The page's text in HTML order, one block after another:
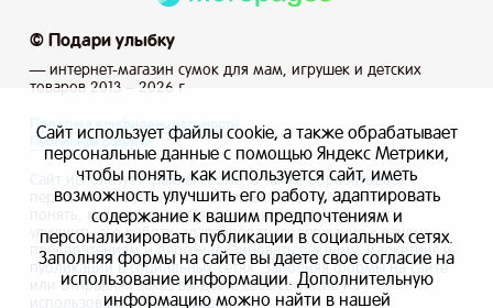
© Подари улыбку
— интернет-магазин сумок для мам, игрушек и детских
товаров 2013 – 2026 г.
Политика конфиденциальности
Публичная оферта
Сайт использует файлы cookie, а также обрабатывает
персональные данные с помощью Яндекс Метрики, чтобы
понять, как используется сайт, и иметь возможность
улучшить его работу, адаптировать содержание к вашим
предпочтениям и персонализировать рекламу, маркетинг и
публикации в социальных сетях. Заполняя формы на сайте
или отправляя заказ вы даете свое согласие на
использование информации.
Сайт использует файлы cookie, а также обрабатывает
персональные данные с помощью Яндекс Метрики,
чтобы понять, как используется сайт, иметь
возможность улучшить его работу, адаптировать
содержание к вашим предпочтениям и
персонализировать публикации в социальных сетях.
Заполняя формы на сайте вы даете свое согласие на
использование информации. Дополнительную
информацию можно найти в нашей